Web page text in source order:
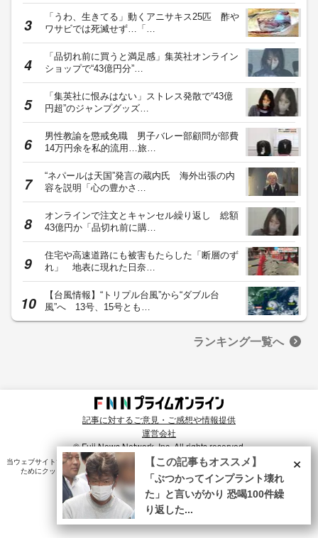
「うわ、生きてる」動くアニサキス25匹 酢や
ワサビでは死滅せず…「…
「品切れ前に買うと満足感」集英社オンライン
ショップで“43億円分”…
「集英社に恨みはない」ストレス発散で“43億
円超”のジャンプグッズ…
男性教諭を懲戒免職 男子バレー部顧問が部費
14万円余を私的流用…旅…
“ネパールは天国”発言の蔵内氏 海外出張の内
容を説明「心の豊かさ…
オンラインで注文とキャンセル繰り返し 総額
43億円か「品切れ前に購…
住宅や高速道路にも被害もたらした「断層のず
れ」 地表に現れた日奈…
【台風情報】“トリプル台風”から“ダブル台
風”へ 13号、15号とも…
ランキング一覧へ
記事に対するご意見・ご感想や情報提供
運営会社
© Fuji News Network, Inc. All rights reserved.
当ウェブサイトでは、ユーザのニーズ・興味・関⼼に合致したコンテンツや広告配信を提供する
ためにクッキーを使⽤しています。詳細は、
プライバシーポリシーをご確認ください。×
【この記事もオススメ】
「ぶつかってインプラント壊れ
た」と言いがかり 恐喝100件繰
り返した...